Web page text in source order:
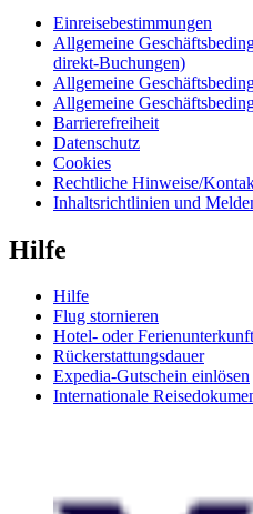
Einreisebestimmungen
Allgemeine
direkt-Buchungen)
Allgemeine
Allgemeine
Barrierefreiheit
Datenschutz
Cookies
Rechtliche Hinweise/
Inhaltsrichtlinien und
Hilfe
Hilfe
Flug stornieren
Hotel- oder
Rückerstattungsdauer
Expedia-Gutschein einlösen
Internationale